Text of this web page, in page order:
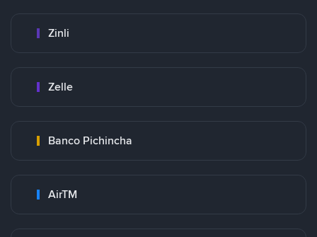
Zinli
Zelle
Banco Pichincha
AirTM